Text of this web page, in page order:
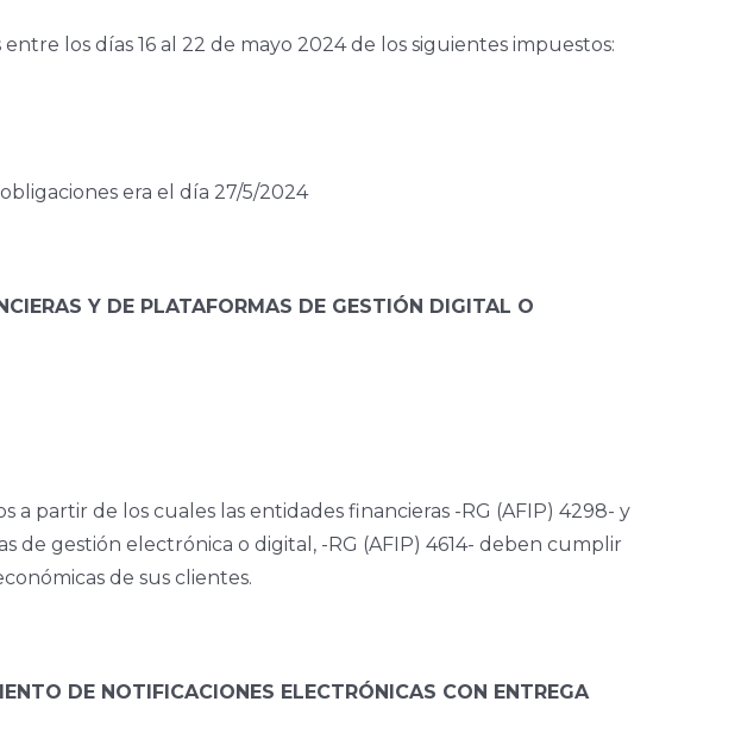
los días 16 al 22 de mayo 2024 de los siguientes impuestos:
era el día 27/5/2024
Y DE PLATAFORMAS DE GESTIÓN DIGITAL O
partir de los cuales las entidades financieras -RG (AFIP) 4298- y
de gestión electrónica o digital, -RG (AFIP) 4614- deben cumplir
de sus clientes.
DE NOTIFICACIONES ELECTRÓNICAS CON ENTREGA